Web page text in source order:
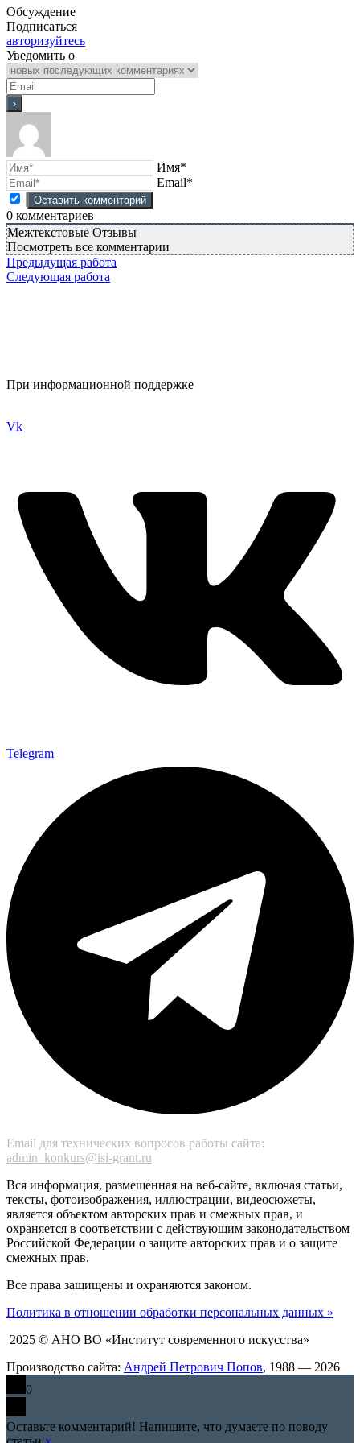
Обсуждение
Подписаться
авторизуйтесь
Уведомить о
Имя*
Email*
0 комментариев
Межтекстовые Отзывы
Посмотреть все комментарии
Предыдущая работа
Следующая работа
При информационной поддержке
Vk
Telegram
Email для технических вопросов работы сайта:
admin_konkurs@isi-grant.ru
Вся информация, размещенная на веб-сайте, включая статьи,
тексты, фотоизображения, иллюстрации, видеосюжеты,
является объектом авторских прав и смежных прав, и
охраняется в соответствии с действующим законодательством
Российской Федерации о защите авторских прав и о защите
смежных прав.
Все права защищены и охраняются законом.
Политика в отношении обработки персональных данных »
2025 © АНО ВО «Институт современного искусства»
Производство сайта: Андрей Петрович Попов, 1988 — 2026
0
Оставьте комментарий! Напишите, что думаете по поводу